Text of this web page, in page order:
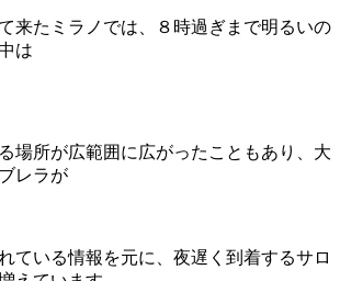
来たミラノでは、８時過ぎまで明るいの
は
場所が広範囲に広がったこともあり、大
レラが
ている情報を元に、夜遅く到着するサロ